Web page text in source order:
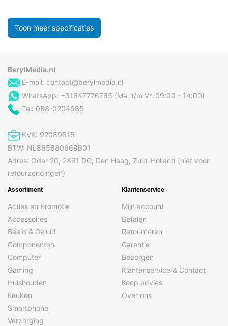
Toon meer specificaties
BerylMedia.nl
E-mail: contact@berylmedia.nl
WhatsApp: +31647776785 (Ma. t/m Vr. 09:00 - 14:00)
Tel: 088-0204685
KVK: 92089615
BTW: NL865880669B01
Adres: Oder 20, 2491 DC, Den Haag, Zuid-Holland (niet voor
retourzendingen)
Assortiment
Acties en Promotie
Accessoires
Beeld & Geluid
Componenten
Computer
Gaming
Huishouden
Keuken
Smartphone
Verzorging
Klantenservice
Mijn account
Betalen
Retourneren
Garantie
Bezorgen
Klantenservice & Contact
Koop advies
Over ons